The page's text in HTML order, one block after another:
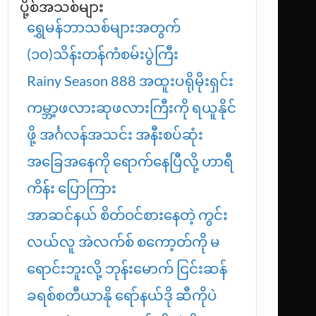
ပို့စ်အသစ်များ
ရွှေမန်ဘာသစ်များအတွက်
(၁၀)သိန်းတန်ကံစမ်းပွဲကြီး
Rainy Season 888 အထူးပရိုမိုးရှင်း
ကမ္ဘာ့ဖလားဆုဖလားကြီးကို ရယူနိုင်
ဖို့ အင်္ဂလန်အသင်း အနီးစပ်ဆုံး
အခြေအနေကို ရောက်နေပြီလို့ ဟာရီ
ကိန်း ပြောကြား
အာဆင်နယ် စိတ်ဝင်စားနေတဲ့ ကွင်း
လယ်လူ အဲလက်စ် စကော့တ်ကို မ
ရောင်းဘူးလို့ ဘုန်းမောက် ငြင်းဆန်
ခရစ်စတီယာနို ရော်နယ်ဒို ဆီကိုပဲ